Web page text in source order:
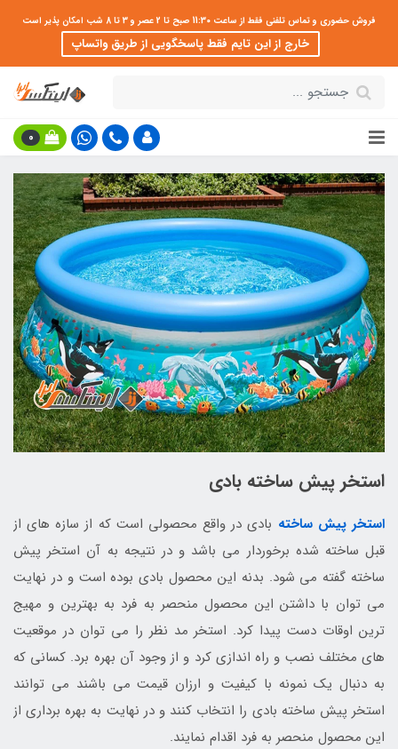
فروش حضوری و تماس تلفنی فقط از ساعت 11:30 صبح تا 2 عصر و 3 تا 8 شب امکان پذیر است
خارج از این تایم فقط پاسخگویی از طریق واتساپ
0
استخر پیش ساخته بادی
استخر پیش ساخته بادی در واقع محصولی است که از سازه های از
قبل ساخته شده برخوردار می باشد و در نتیجه به آن استخر پیش
ساخته گفته می شود. بدنه این محصول بادی بوده است و در نهایت
می توان با داشتن این محصول منحصر به فرد به بهترین و مهیج
ترین اوقات دست پیدا کرد. استخر مد نظر را می توان در موقعیت
های مختلف نصب و راه اندازی کرد و از وجود آن بهره برد. کسانی که
به دنبال یک نمونه با کیفیت و ارزان قیمت می باشند می توانند
استخر پیش ساخته بادی را انتخاب کنند و در نهایت به بهره برداری از
این محصول منحصر به فرد اقدام نمایند.